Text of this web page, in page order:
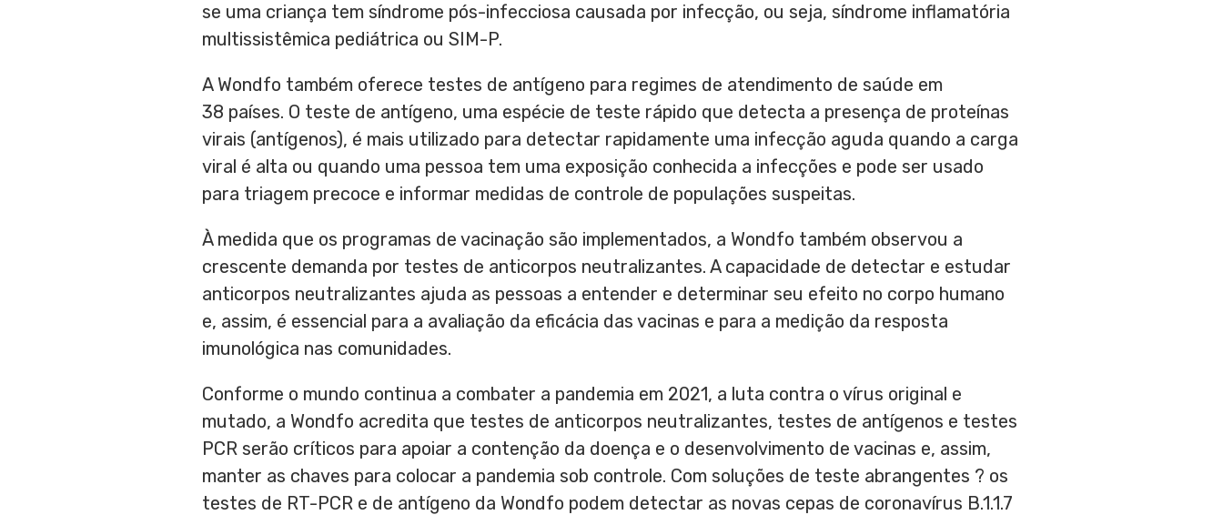
se uma criança tem síndrome pós-infecciosa causada por infecção, ou seja, síndrome inflamatória
multissistêmica pediátrica ou SIM-P.
A Wondfo também oferece testes de antígeno para regimes de atendimento de saúde em
38 países. O teste de antígeno, uma espécie de teste rápido que detecta a presença de proteínas
virais (antígenos), é mais utilizado para detectar rapidamente uma infecção aguda quando a carga
viral é alta ou quando uma pessoa tem uma exposição conhecida a infecções e pode ser usado
para triagem precoce e informar medidas de controle de populações suspeitas.
À medida que os programas de vacinação são implementados, a Wondfo também observou a
crescente demanda por testes de anticorpos neutralizantes. A capacidade de detectar e estudar
anticorpos neutralizantes ajuda as pessoas a entender e determinar seu efeito no corpo humano
e, assim, é essencial para a avaliação da eficácia das vacinas e para a medição da resposta
imunológica nas comunidades.
Conforme o mundo continua a combater a pandemia em 2021, a luta contra o vírus original e
mutado, a Wondfo acredita que testes de anticorpos neutralizantes, testes de antígenos e testes
PCR serão críticos para apoiar a contenção da doença e o desenvolvimento de vacinas e, assim,
manter as chaves para colocar a pandemia sob controle. Com soluções de teste abrangentes ? os
testes de RT-PCR e de antígeno da Wondfo podem detectar as novas cepas de coronavírus B.1.1.7